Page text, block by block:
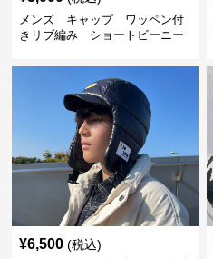
メンズ キャップ ワッペン付
きリブ編み ショートビーニー
¥6,500 (税込)